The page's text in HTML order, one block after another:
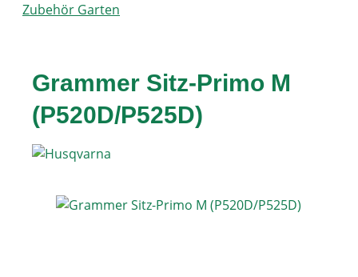
Zubehör Garten
Grammer Sitz-Primo M
(P520D/P525D)
Bildergalerie überspringen